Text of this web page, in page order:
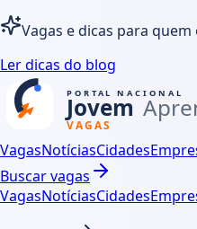
Vagas e dicas para
Ler dicas do blog
VagasNotíciasCidades
Buscar vagas
VagasNotíciasCidades